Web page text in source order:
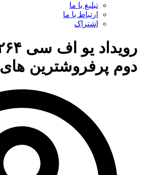
تبلیغ با ما
ارتباط با ما
اشتراک
دوم پرفروشترین های UFC